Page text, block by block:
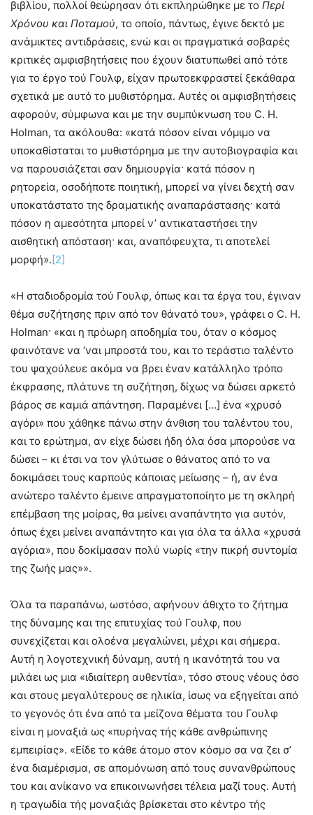
βιβλίου, πολλοί θεώρησαν ότι εκπληρώθηκε με το Περί
Χρόνου και Ποταμού, το οποίο, πάντως, έγινε δεκτό με
ανάμικτες αντιδράσεις, ενώ και οι πραγματικά σοβαρές
κριτικές αμφισβητήσεις που έχουν διατυπωθεί από τότε
για το έργο τού Γουλφ, είχαν πρωτοεκφραστεί ξεκάθαρα
σχετικά με αυτό το μυθιστόρημα. Αυτές οι αμφισβητήσεις
αφορούν, σύμφωνα και με την συμπύκνωση του C. H.
Holman, τα ακόλουθα: «κατά πόσον είναι νόμιμο να
υποκαθίσταται το μυθιστόρημα με την αυτοβιογραφία και
να παρουσιάζεται σαν δημιουργία· κατά πόσον η
ρητορεία, οσοδήποτε ποιητική, μπορεί να γίνει δεχτή σαν
υποκατάστατο της δραματικής αναπαράστασης· κατά
πόσον η αμεσότητα μπορεί ν’ αντικαταστήσει την
αισθητική απόσταση· και, αναπόφευχτα, τι αποτελεί
μορφή».[2]
«Η σταδιοδρομία τού Γουλφ, όπως και τα έργα του, έγιναν
θέμα συζήτησης πριν από τον θάνατό του», γράφει ο C. H.
Holman· «και η πρόωρη αποδημία του, όταν ο κόσμος
φαινότανε να ’ναι μπροστά του, και το τεράστιο ταλέντο
του ψαχούλευε ακόμα να βρει έναν κατάλληλο τρόπο
έκφρασης, πλάτυνε τη συζήτηση, δίχως να δώσει αρκετό
βάρος σε καμιά απάντηση. Παραμένει […] ένα «χρυσό
αγόρι» που χάθηκε πάνω στην άνθιση του ταλέντου του,
και το ερώτημα, αν είχε δώσει ήδη όλα όσα μπορούσε να
δώσει – κι έτσι να τον γλύτωσε ο θάνατος από το να
δοκιμάσει τους καρπούς κάποιας μείωσης – ή, αν ένα
ανώτερο ταλέντο έμεινε απραγματοποίητο με τη σκληρή
επέμβαση της μοίρας, θα μείνει αναπάντητο για αυτόν,
όπως έχει μείνει αναπάντητο και για όλα τα άλλα «χρυσά
αγόρια», που δοκίμασαν πολύ νωρίς «την πικρή συντομία
της ζωής μας»».
Όλα τα παραπάνω, ωστόσο, αφήνουν άθιχτο το ζήτημα
της δύναμης και της επιτυχίας τού Γουλφ, που
συνεχίζεται και ολοένα μεγαλώνει, μέχρι και σήμερα.
Αυτή η λογοτεχνική δύναμη, αυτή η ικανότητά του να
μιλάει ως μια «ιδιαίτερη αυθεντία», τόσο στους νέους όσο
και στους μεγαλύτερους σε ηλικία, ίσως να εξηγείται από
το γεγονός ότι ένα από τα μείζονα θέματα του Γουλφ
είναι η μοναξιά ως «πυρήνας τής κάθε ανθρώπινης
εμπειρίας». «Είδε το κάθε άτομο στον κόσμο σα να ζει σ’
ένα διαμέρισμα, σε απομόνωση από τους συνανθρώπους
του και ανίκανο να επικοινωνήσει τέλεια μαζί τους. Αυτή
η τραγωδία τής μοναξιάς βρίσκεται στο κέντρο τής